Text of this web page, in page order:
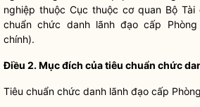
nghiệp thuộc Cục thuộc cơ quan Bộ
chuẩn chức danh lãnh đạo cấp
chính).
Điều 2. Mục đích của tiêu chuẩn chức
Tiêu chuẩn chức danh lãnh đạo cấp